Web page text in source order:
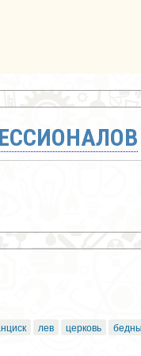
лев церковь